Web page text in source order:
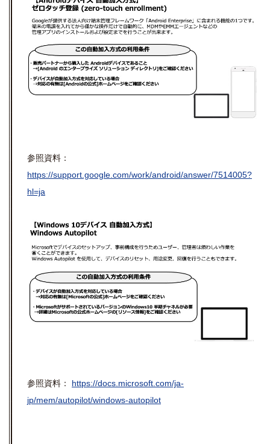
参照資料：
https://support.google.com/work/android/answer/7514005?
hl=ja
参照資料： https://docs.microsoft.com/ja-
jp/mem/autopilot/windows-autopilot